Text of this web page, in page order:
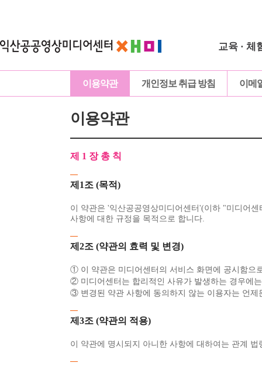
교육 · 체
이용약관 개인정보 취급 방침 이메
이용약관
제 1 장 총 칙
제1조 (목적)
이 약관은 '익산공공영상미디어센터'(이하 "미디어
사항에 대한 규정을 목적으로 합니다.
제2조 (약관의 효력 및 변경)
① 이 약관은 미디어센터의 서비스 화면에 공시함으
② 미디어센터는 합리적인 사유가 발생하는 경우에
③ 변경된 약관 사항에 동의하지 않는 이용자는 언
제3조 (약관의 적용)
이 약관에 명시되지 아니한 사항에 대하여는 관계